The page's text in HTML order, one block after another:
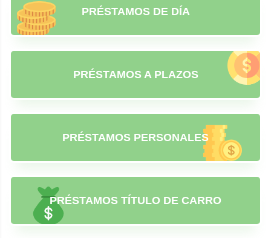
PRÉSTAMOS DE DÍA
PRÉSTAMOS A PLAZOS
PRÉSTAMOS PERSONALES
PRÉSTAMOS TÍTULO DE CARRO